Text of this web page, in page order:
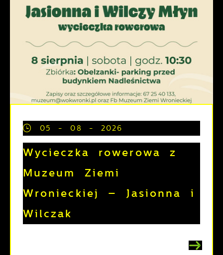
05 - 08 - 2026
Wycieczka rowerowa z
Muzeum Ziemi
Wronieckiej – Jasionna i
Wilczak